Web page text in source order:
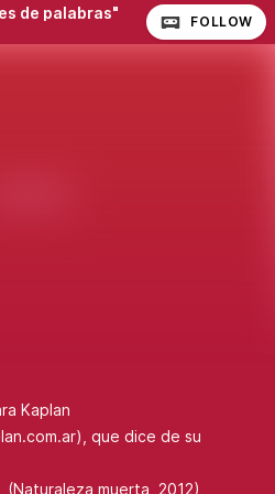
de palabras" FOLLOW
Kaplan
), que dice de su
(Naturaleza muerta, 2012)